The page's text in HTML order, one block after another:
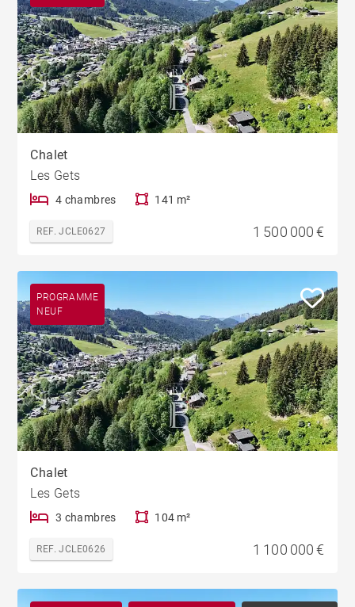
Chalet
Les Gets
4 chambres 141 m²
REF. JCLE0627 1 500 000 €
PROGRAMME
NEUF
Chalet
Les Gets
3 chambres 104 m²
REF. JCLE0626 1 100 000 €